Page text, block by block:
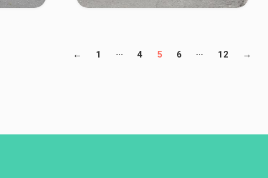
← 1 ... 4 5 6 ... 12 →